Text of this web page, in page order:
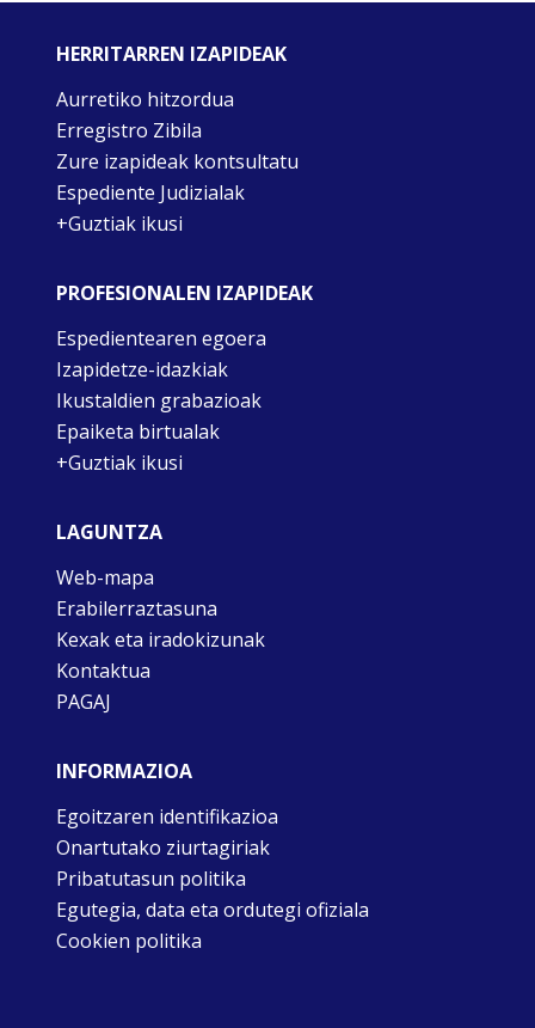
HERRITARREN IZAPIDEAK
Aurretiko hitzordua
Erregistro Zibila
Zure izapideak kontsultatu
Espediente Judizialak
+Guztiak ikusi
PROFESIONALEN IZAPIDEAK
Espedientearen egoera
Izapidetze-idazkiak
Ikustaldien grabazioak
Epaiketa birtualak
+Guztiak ikusi
LAGUNTZA
Web-mapa
Erabilerraztasuna
Kexak eta iradokizunak
Kontaktua
PAGAJ
INFORMAZIOA
Egoitzaren identifikazioa
Onartutako ziurtagiriak
Pribatutasun politika
Egutegia, data eta ordutegi ofiziala
Cookien politika